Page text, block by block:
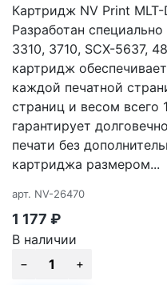
Картридж NV Print
Разработан
3310, 3710, SCX-5637,
картридж
каждой печатной
страниц и весом всего
гарантирует
печати без
картриджа размером...
арт. NV-26470
1 177 ₽
В наличии